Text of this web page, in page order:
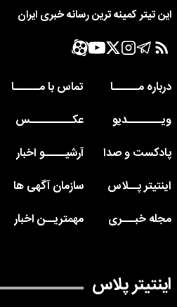
این تیتر کمینه ترین رسانه خبری ایران
درباره مــــــا
تماس با مــــــا
ویــــــــدیو
عکــــــــــس
پادکست و صدا
آرشیـــــو اخبار
اینتیتر پــلاس
سازمان آگهی ها
مجله خبـــری
مهمتریــن اخبار
اینتیتر پلاس